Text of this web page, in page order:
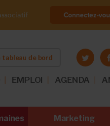
Connectez-
tableau de bord
EMPLOI AGENDA
Marketing